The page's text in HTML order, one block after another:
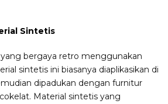
Sintetis
bergaya retro menggunakan
sintetis ini biasanya diaplikasikan di
dipadukan dengan furnitur
Material sintetis yang